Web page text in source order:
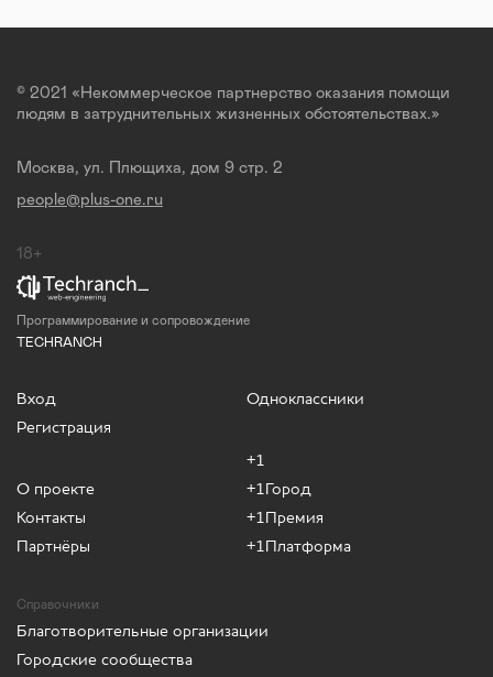
© 2021 «Некоммерческое партнерство оказания помощи
людям в затруднительных жизненных обстоятельствах.»
Москва, ул. Плющиха, дом 9 стр. 2
people@plus-one.ru
18+
Программирование и сопровождение
TECHRANCH
Вход
Регистрация
О проекте
Контакты
Партнёры
Одноклассники
+1
+1Город
+1Премия
+1Платформа
Справочники
Благотворительные организации
Городские сообщества